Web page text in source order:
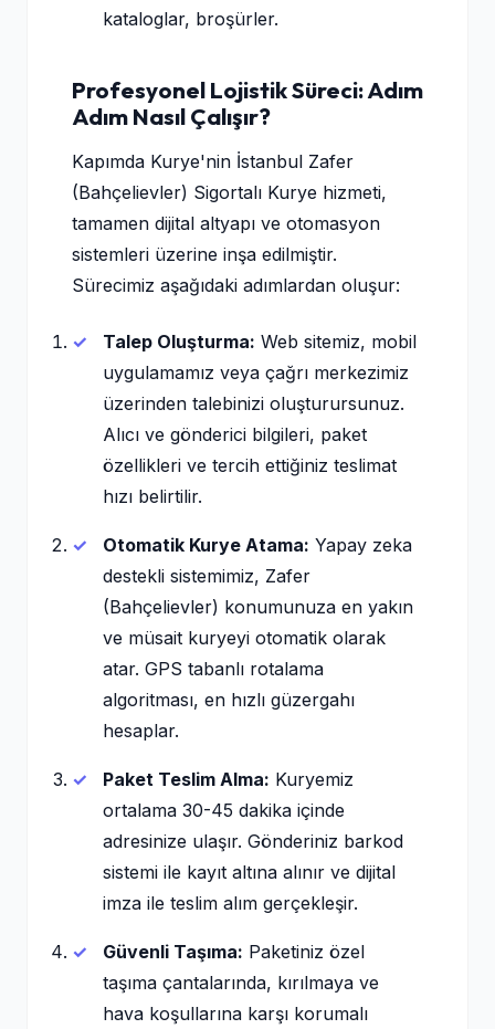
kataloglar, broşürler.
Profesyonel Lojistik Süreci: Adım
Adım Nasıl Çalışır?
Kapımda Kurye'nin İstanbul Zafer
(Bahçelievler) Sigortalı Kurye hizmeti,
tamamen dijital altyapı ve otomasyon
sistemleri üzerine inşa edilmiştir.
Sürecimiz aşağıdaki adımlardan oluşur:
Talep Oluşturma: Web sitemiz, mobil
uygulamamız veya çağrı merkezimiz
üzerinden talebinizi oluşturursunuz.
Alıcı ve gönderici bilgileri, paket
özellikleri ve tercih ettiğiniz teslimat
hızı belirtilir.
Otomatik Kurye Atama: Yapay zeka
destekli sistemimiz, Zafer
(Bahçelievler) konumunuza en yakın
ve müsait kuryeyi otomatik olarak
atar. GPS tabanlı rotalama
algoritması, en hızlı güzergahı
hesaplar.
Paket Teslim Alma: Kuryemiz
ortalama 30-45 dakika içinde
adresinize ulaşır. Gönderiniz barkod
sistemi ile kayıt altına alınır ve dijital
imza ile teslim alım gerçekleşir.
Güvenli Taşıma: Paketiniz özel
taşıma çantalarında, kırılmaya ve
hava koşullarına karşı korumalı